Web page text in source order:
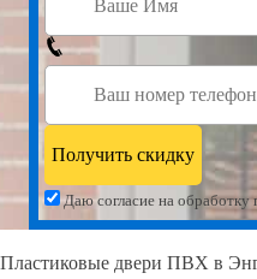
Даю согласие на обработку
Пластиковые двери ПВХ в